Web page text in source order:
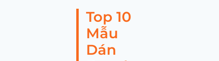
Top 10
Mẫu
Dán